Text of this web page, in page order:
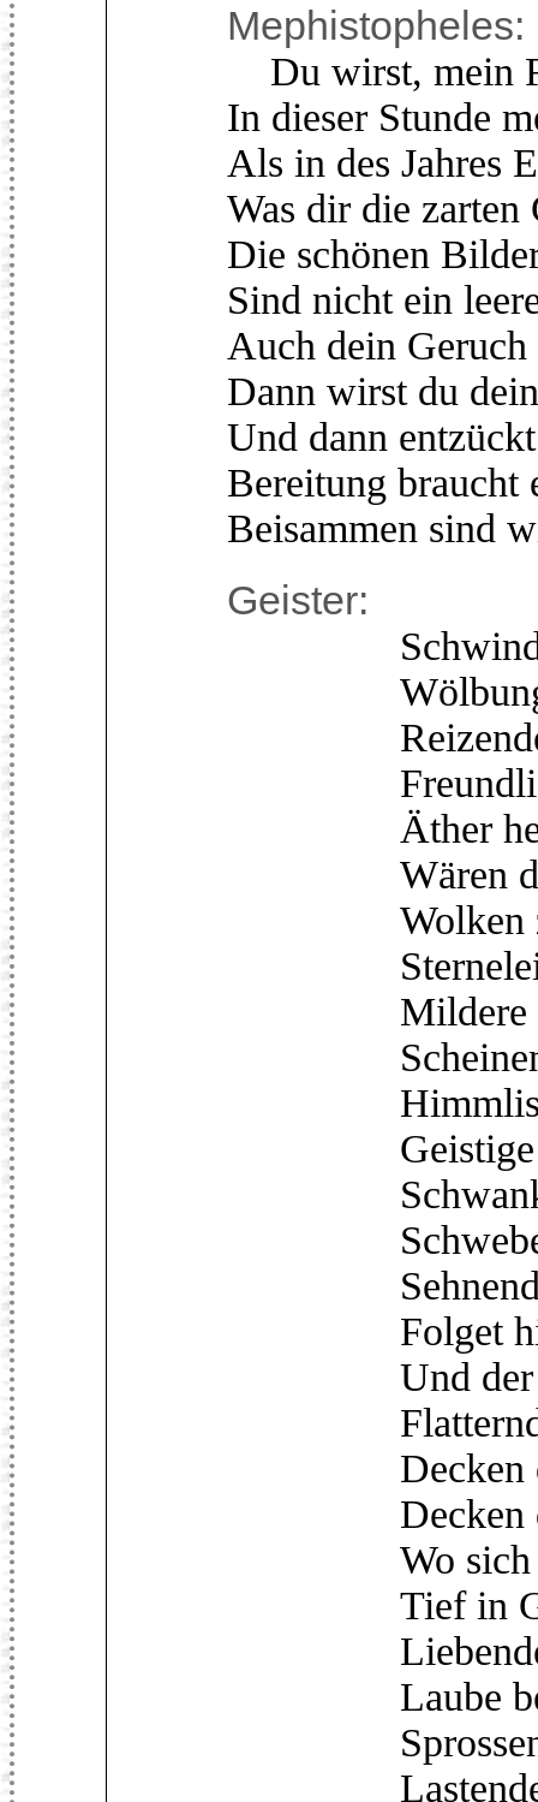
Mephistopheles:
Du wirst, mein
In dieser Stunde
Als in des Jahres
Was dir die zarten
Die schönen
Sind nicht ein
Auch dein
Dann wirst du
Und dann
Bereitung braucht
Beisammen sind
Geister:
Schwindet,
Reizender
Freundlich,
Äther
Wären die
Wolken
Sternelein
Mildere
Scheinen
Geistige
Schwebet
Sehnende
Folget
Und der
Flatternde
Decken die
Decken die
Wo sich
Tief in
Liebende
Laube bei
Lastende